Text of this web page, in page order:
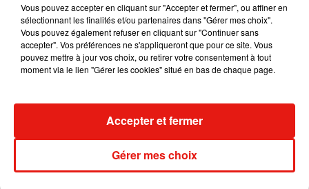
5 août 2026
Laura Pausini : retour confirmé à l'Accor
Vous pouvez accepter en cliquant sur "Accepter et fermer", ou affiner en
sélectionnant les finalités et/ou partenaires dans "Gérer mes choix".
Vous pouvez également refuser en cliquant sur "Continuer sans
accepter". Vos préférences ne s'appliqueront que pour ce site. Vous
pouvez mettre à jour vos choix, ou retirer votre consentement à tout
moment via le lien "Gérer les cookies" situé en bas de chaque page.
Gérer mes choix
Accepter et fermer